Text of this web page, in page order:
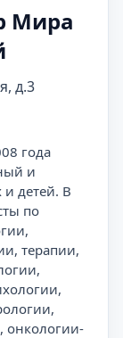
Мира
д.3
года
и
и детей. В
по
терапии,
онкологии-